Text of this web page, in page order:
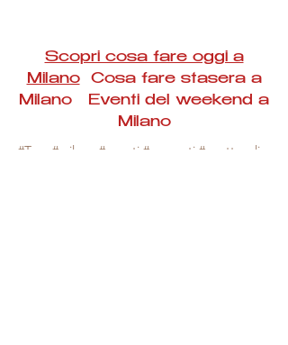
Scopri cosa fare oggi a
MilanoCosa fare stasera a
Milano Eventi del weekend a
Milano
#Taac #milano #eventi #concerti #spettacoli